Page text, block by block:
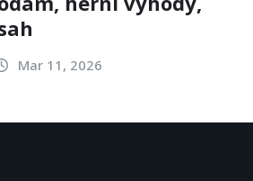
Mar 11, 2026